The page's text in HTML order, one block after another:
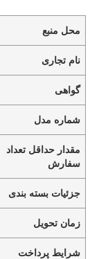
محل منبع
نام تجاری
گواهی
شماره مدل
مقدار حداقل تعداد
سفارش
جزئیات بسته بندی
زمان تحویل
شرایط پرداخت